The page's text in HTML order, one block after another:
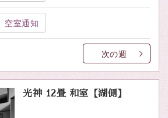
空室通知
次の週
光神 12畳 和室【湖側】